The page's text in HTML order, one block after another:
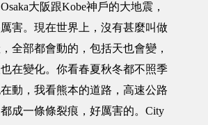
大阪跟Kobe神戶的大地震，
害。現在世界上，沒有甚麼叫做
全部都會動的，包括天也會變，
在變化。你看春夏秋冬都不照季
動，我看熊本的道路，高速公路
成一條條裂痕，好厲害的。City